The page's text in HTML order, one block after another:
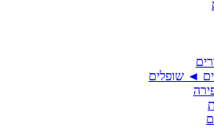
◄ שופלים